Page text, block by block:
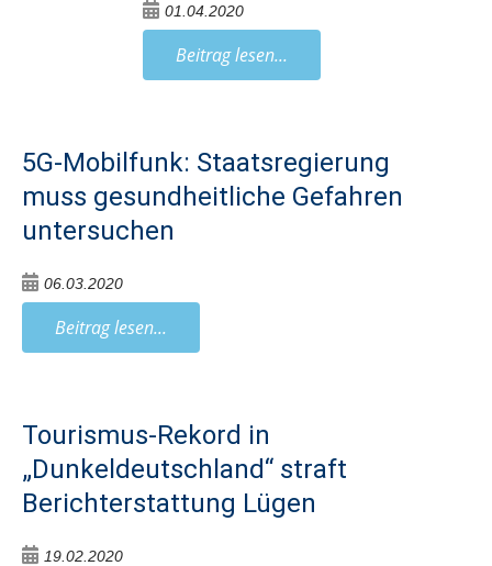
01.04.2020
Beitrag lesen...
5G-Mobilfunk: Staatsregierung
muss gesundheitliche Gefahren
untersuchen
06.03.2020
Beitrag lesen...
Tourismus-Rekord in
„Dunkeldeutschland“ straft
Berichterstattung Lügen
19.02.2020